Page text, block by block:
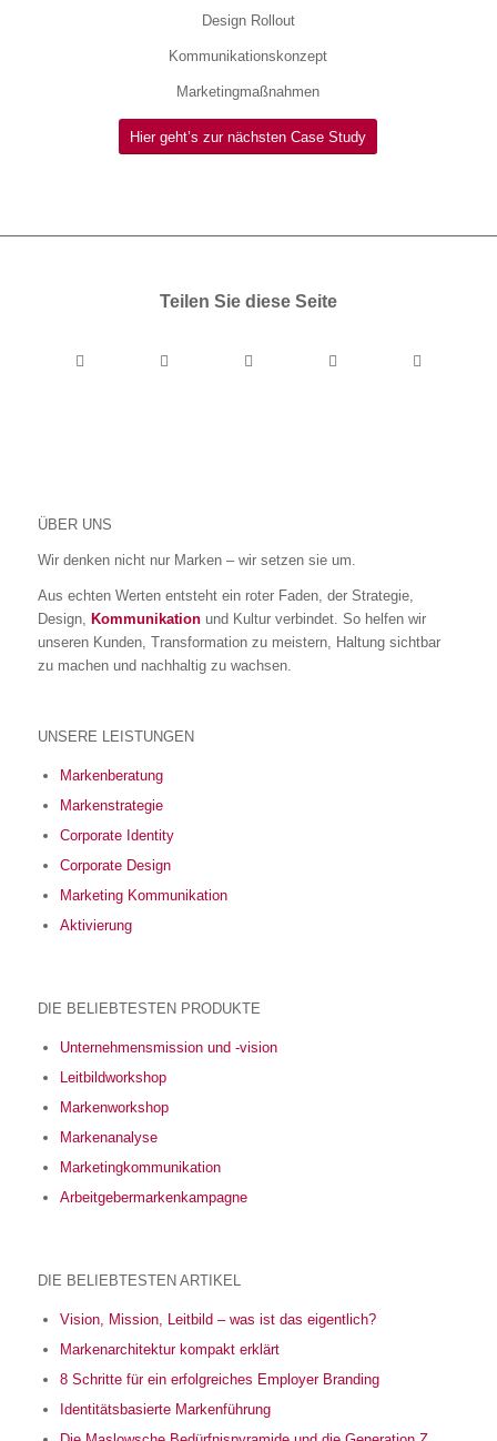
Design Rollout
Kommunikationskonzept
Marketingmaßnahmen
Hier geht’s zur nächsten Case Study
Teilen Sie diese Seite
ÜBER UNS
Wir denken nicht nur Marken – wir setzen sie um.
Aus echten Werten entsteht ein roter Faden, der Strategie,
Design, Kommunikationund Kultur verbindet. So helfen wir
unseren Kunden, Transformation zu meistern, Haltung sichtbar
zu machen und nachhaltig zu wachsen.
UNSERE LEISTUNGEN
Markenberatung
Markenstrategie
Corporate Identity
Corporate Design
Marketing Kommunikation
Aktivierung
DIE BELIEBTESTEN PRODUKTE
Unternehmensmission und -vision
Leitbildworkshop
Markenworkshop
Markenanalyse
Marketingkommunikation
Arbeitgebermarkenkampagne
DIE BELIEBTESTEN ARTIKEL
Vision, Mission, Leitbild – was ist das eigentlich?
Markenarchitektur kompakt erklärt
8 Schritte für ein erfolgreiches Employer Branding
Identitätsbasierte Markenführung